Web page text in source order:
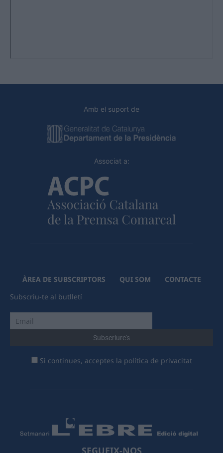
Amb el suport de
Associat a:
ÀREA DE SUBSCRIPTORS QUI SOM
CONTACTE
Subscriu-te al butlletí
Si continues, acceptes la política de privacitat
SEGUEIX-NOS